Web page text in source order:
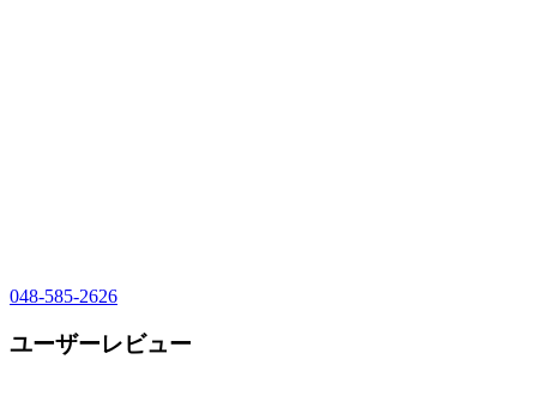
048-585-2626
ユーザーレビュー